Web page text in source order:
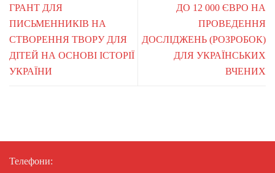
ГРАНТ ДЛЯ
ПИСЬМЕННИКІВ НА
СТВОРЕННЯ ТВОРУ ДЛЯ
ДІТЕЙ НА ОСНОВІ ІСТОРІЇ
УКРАЇНИ
ДО 12 000 ЄВРО НА
ПРОВЕДЕННЯ
ДОСЛІДЖЕНЬ (РОЗРОБОК)
ДЛЯ УКРАЇНСЬКИХ
ВЧЕНИХ
Телефони: